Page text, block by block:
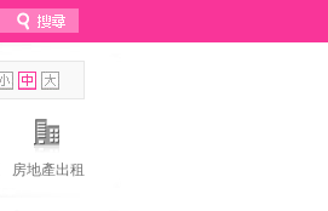
房地產出租